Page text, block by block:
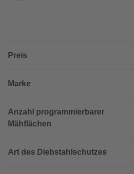
Preis
Marke
Anzahl programmierbarer
Mähflächen
Art des Diebstahlschutzes